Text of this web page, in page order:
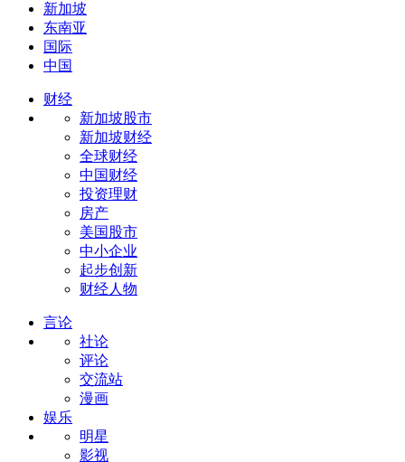
新加坡
东南亚
国际
中国
财经
新加坡股市
新加坡财经
全球财经
中国财经
投资理财
房产
美国股市
中小企业
起步创新
财经人物
言论
社论
评论
交流站
漫画
娱乐
明星
影视